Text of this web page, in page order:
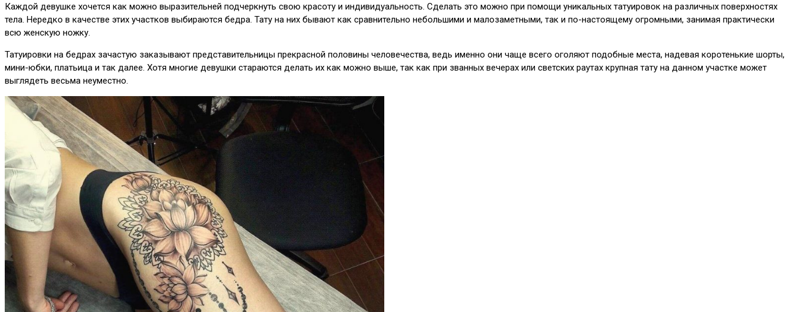
Каждой девушке хочется как можно выразительней подчеркнуть свою красоту и индивидуальность. Сделать это можно при помощи уникальных татуировок на различных поверхностях
тела. Нередко в качестве этих участков выбираются бедра. Тату на них бывают как сравнительно небольшими и малозаметными, так и по-настоящему огромными, занимая практически
всю женскую ножку.
Татуировки на бедрах зачастую заказывают представительницы прекрасной половины человечества, ведь именно они чаще всего оголяют подобные места, надевая коротенькие шорты,
мини-юбки, платьица и так далее. Хотя многие девушки стараются делать их как можно выше, так как при званных вечерах или светских раутах крупная тату на данном участке может
выглядеть весьма неуместно.